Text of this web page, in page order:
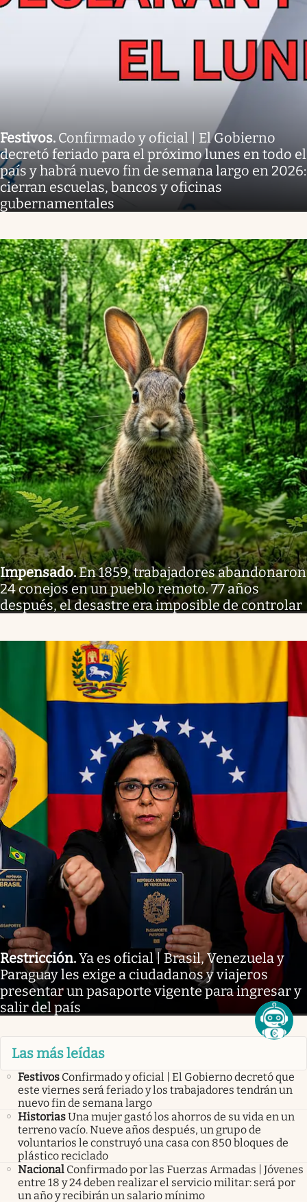
Festivos. Confirmado y oficial | El Gobierno
decretó feriado para el próximo lunes en todo el
país y habrá nuevo fin de semana largo en 2026:
cierran escuelas, bancos y oficinas
gubernamentales
Impensado.En 1859, trabajadores abandonaron
24 conejos en un pueblo remoto. 77 años
después, el desastre era imposible de controlar
Restricción.Ya es oficial | Brasil, Venezuela y
Paraguay les exige a ciudadanos y viajeros
presentar un pasaporte vigente para ingresar y
salir del país
Las más leídas
Festivos Confirmado y oficial | El Gobierno decretó que
este viernes será feriado y los trabajadores tendrán un
nuevo fin de semana largo
HistoriasUna mujer gastó los ahorros de su vida en un
terreno vacío. Nueve años después, un grupo de
voluntarios le construyó una casa con 850 bloques de
plástico reciclado
Nacional Confirmado por las Fuerzas Armadas | Jóvenes
entre 18 y 24 deben realizar el servicio militar: será por
un año y recibirán un salario mínimo